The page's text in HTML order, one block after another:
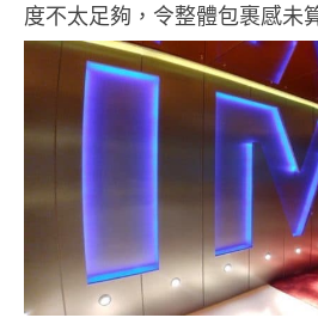
度不太足夠，令整體包裹感未